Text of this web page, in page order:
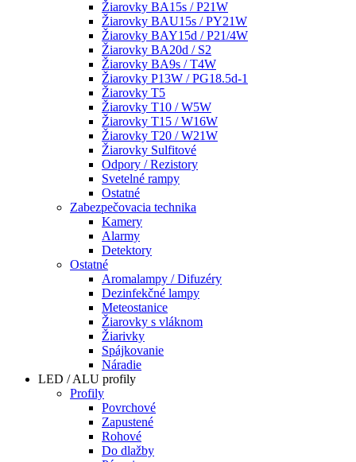
Žiarovky BA15s / P21W
Žiarovky BAU15s / PY21W
Žiarovky BAY15d / P21/4W
Žiarovky BA20d / S2
Žiarovky BA9s / T4W
Žiarovky P13W / PG18.5d-1
Žiarovky T5
Žiarovky T10 / W5W
Žiarovky T15 / W16W
Žiarovky T20 / W21W
Žiarovky Sulfitové
Odpory / Rezistory
Svetelné rampy
Ostatné
Zabezpečovacia technika
Kamery
Alarmy
Detektory
Ostatné
Aromalampy / Difuzéry
Dezinfekčné lampy
Meteostanice
Žiarovky s vláknom
Žiarivky
Spájkovanie
Náradie
LED / ALU profily
Profily
Povrchové
Zapustené
Rohové
Do dlažby